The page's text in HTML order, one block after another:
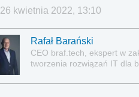
26 kwietnia 2022, 13:10
Rafał Barański
CEO braf.tech, ekspert w
tworzenia rozwiązań IT dla